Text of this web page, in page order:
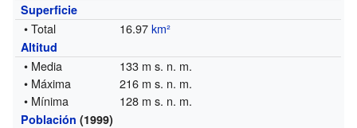
Superficie
• Total 16.97km²
Altitud
• Media
133 m s. n. m.
• Máxima
216 m s. n. m.
• Mínima
128 m s. n. m.
Población (1999)